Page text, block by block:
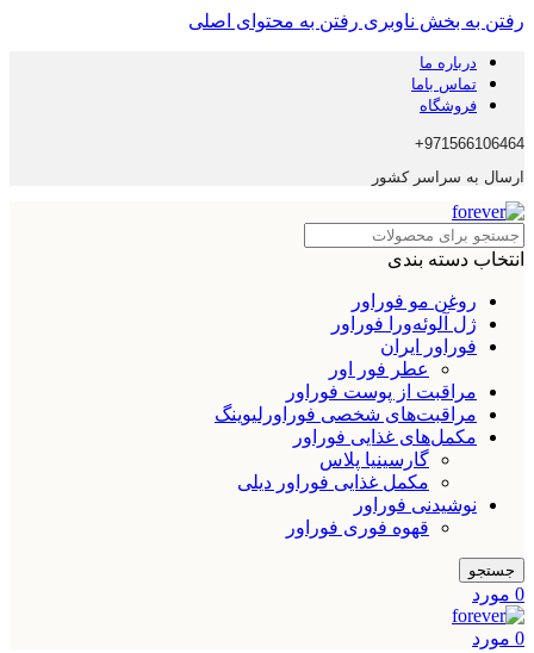
رفتن به بخش ناوبری رفتن به محتوای اصلی
درباره ما
تماس باما
فروشگاه
971566106464+
ارسال به سراسر کشور
انتخاب دسته بندی
روغن مو فوراور
ژل آلوئه‌ورا فوراور
فوراور ایران
عطر فور اور
مراقبت از پوست فوراور
مراقبت‌های شخصی فوراورلیوینگ
مکمل‌های غذایی فوراور
گارسینیا پلاس
مکمل غذایی فوراور دیلی
نوشیدنی فوراور
قهوه فوری فوراور
جستجو
0 مورد
0 مورد